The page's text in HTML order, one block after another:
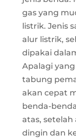
gas yang
listrik. Jenis
alur listrik,
dipakai
Apalagi
tabung
akan cepat
benda-
atas,
dingin dan